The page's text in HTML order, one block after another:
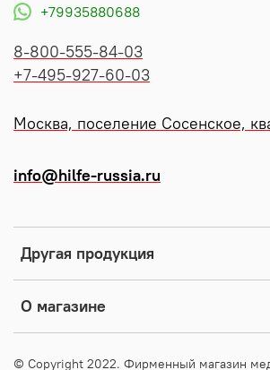
Другая продукция
О магазине
+79935880688
8-800-555-84-03
+7-495-927-60-03
Москва, поселение Сосенское,
info@hilfe-russia.ru
© Copyright 2022. Фирменный магазин